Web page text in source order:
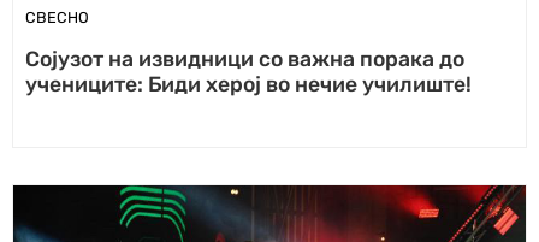
СВЕСНО
Сојузот на извидници со важна порака до
учениците: Биди херој во нечие училиште!